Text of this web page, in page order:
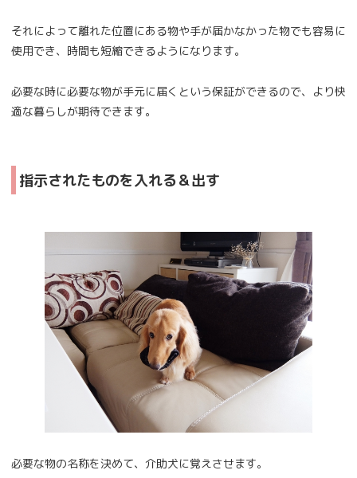
それによって離れた位置にある物や手が届かなかった物でも容易に
使用でき、時間も短縮できるようになります。
必要な時に必要な物が手元に届くという保証ができるので、より快
適な暮らしが期待できます。
指示されたものを入れる＆出す
必要な物の名称を決めて、介助犬に覚えさせます。